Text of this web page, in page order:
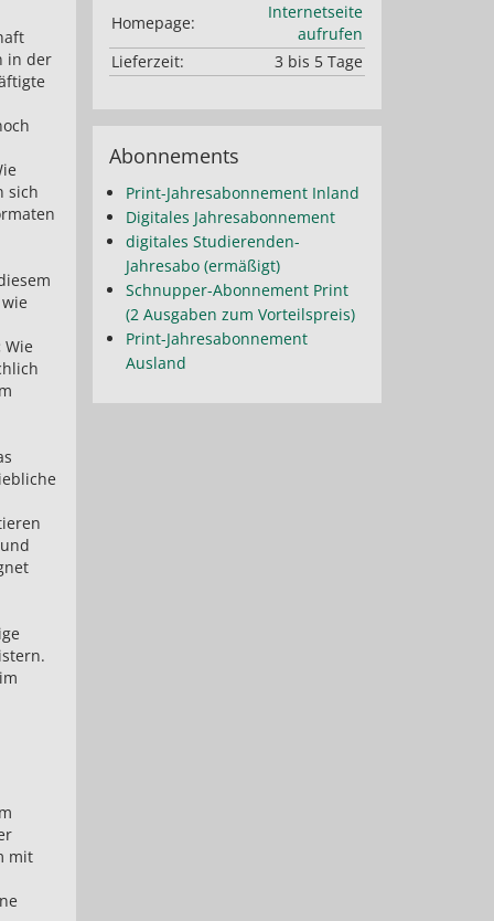
in der
sich
Wie
mit
Homepage:
Internetseite
aufrufen
Lieferzeit:
3 bis 5 Tage
Abonnements
Print-Jahresabonnement Inland
Digitales Jahresabonnement
digitales Studierenden-
Jahresabo (ermäßigt)
Schnupper-Abonnement Print
(2 Ausgaben zum Vorteilspreis)
Print-Jahresabonnement
Ausland